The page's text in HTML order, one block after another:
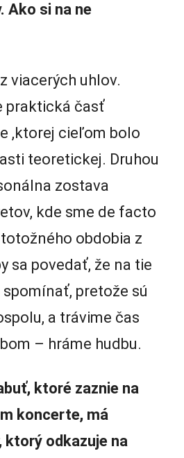
Ako si na ne
viacerých uhlov.
praktická časť
,ktorej cieľom bolo
teoretickej. Druhou
zostava
kde sme de facto
obdobia z
sa povedať, že na tie
pretože sú
a trávime čas
– hráme hudbu.
ktoré zaznie na
koncerte, má
ktorý odkazuje na